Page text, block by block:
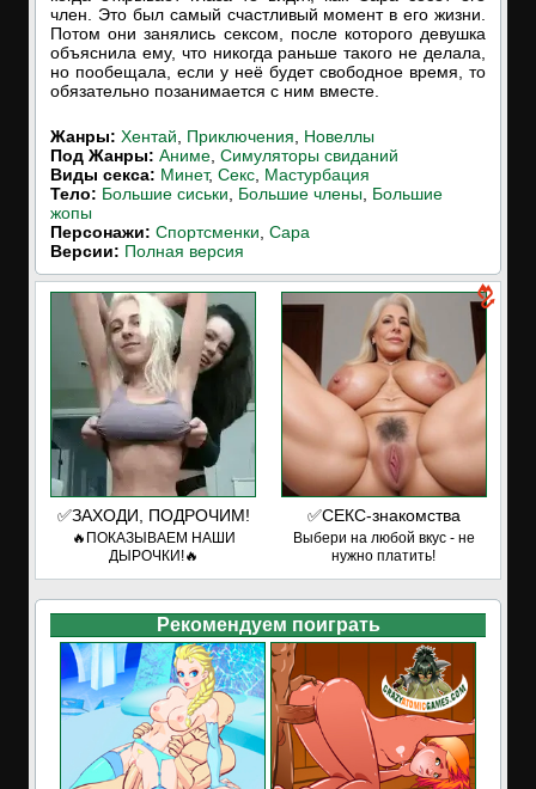
член. Это был самый счастливый момент в его жизни.
Потом они занялись сексом, после которого девушка
объяснила ему, что никогда раньше такого не делала,
но пообещала, если у неё будет свободное время, то
обязательно позанимается с ним вместе.
Жанры: Хентай Приключения
Новеллы
Под Жанры: Аниме Симуляторы свиданий
Виды секса: Минет, Секс Мастурбация
Тело: Большие сиськи Большие члены Большие
жопы
Персонажи: Спортсменки Сара
Версии: Полная версия
✅ЗАХОДИ, ПОДРОЧИМ!
🔥ПОКАЗЫВАЕМ НАШИ
ДЫРОЧКИ!🔥
✅СЕКС-знакомства
Выбери на любой вкус - не
нужно платить!
Рекомендуем поиграть